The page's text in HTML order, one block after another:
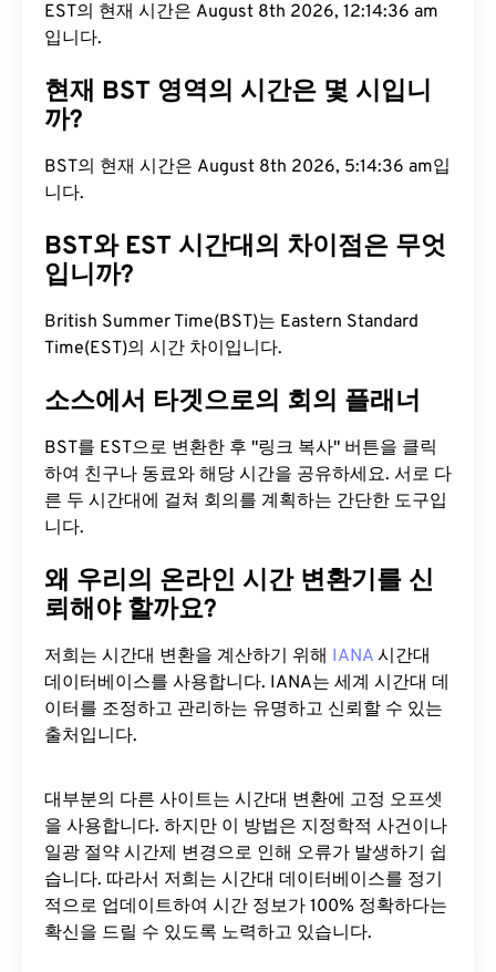
EST의 현재 시간은 August 8th 2026, 12:14:37 am
입니다.
현재 BST 영역의 시간은 몇 시입니
까?
BST의 현재 시간은 August 8th 2026, 5:14:37 am입
니다.
BST와 EST 시간대의 차이점은 무엇
입니까?
British Summer Time(BST)는 Eastern Standard
Time(EST)의 시간 차이입니다.
소스에서 타겟으로의 회의 플래너
BST를 EST으로 변환한 후 "링크 복사" 버튼을 클릭
하여 친구나 동료와 해당 시간을 공유하세요. 서로 다
른 두 시간대에 걸쳐 회의를 계획하는 간단한 도구입
니다.
왜 우리의 온라인 시간 변환기를 신
뢰해야 할까요?
저희는 시간대 변환을 계산하기 위해 IANA 시간대
데이터베이스를 사용합니다. IANA는 세계 시간대 데
이터를 조정하고 관리하는 유명하고 신뢰할 수 있는
출처입니다.
대부분의 다른 사이트는 시간대 변환에 ​​고정 오프셋
을 사용합니다. 하지만 이 방법은 지정학적 사건이나
일광 절약 시간제 변경으로 인해 오류가 발생하기 쉽
습니다. 따라서 저희는 시간대 데이터베이스를 정기
적으로 업데이트하여 시간 정보가 100% 정확하다는
확신을 드릴 수 있도록 노력하고 있습니다.